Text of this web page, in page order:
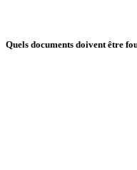
Quels documents doivent être